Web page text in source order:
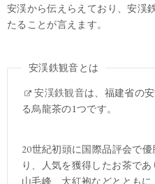
安渓から伝えらえており、安渓
たることが言えます。
安渓鉄観音とは
安渓鉄観音は、福建省の
る烏龍茶の1つです。
20世紀初頭に国際品評会で
り、人気を獲得したお茶で
山毛峰、大紅袍などととも